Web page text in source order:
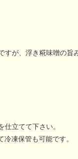
が、浮き糀味噌の旨
立てて下さい。
凍保管も可能です。